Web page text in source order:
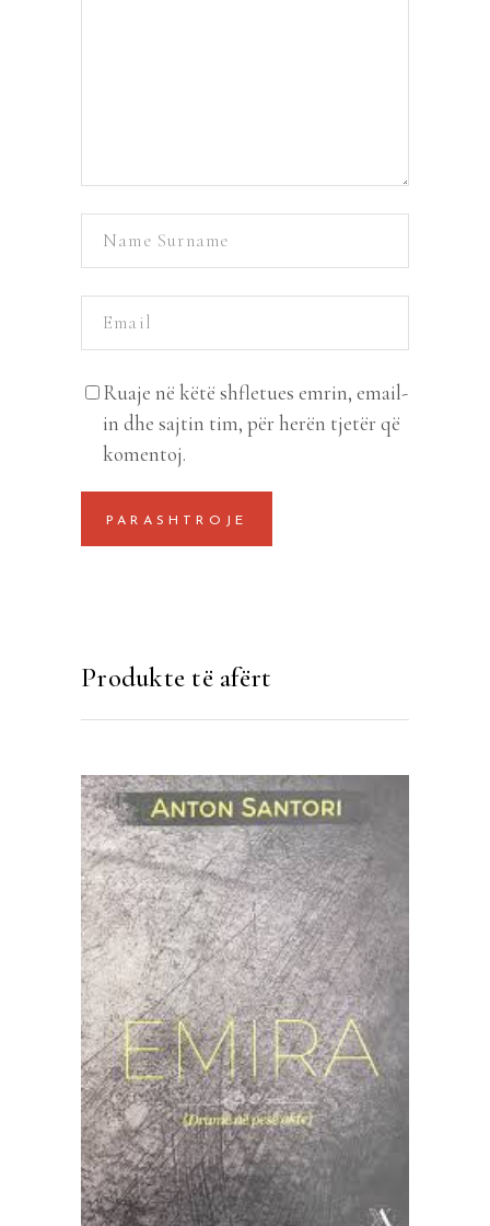
Ruaje në këtë shfletues emrin, email-
in dhe sajtin tim, për herën tjetër që
komentoj.
Produkte të afërt
SHTOJE NË SHPORTË